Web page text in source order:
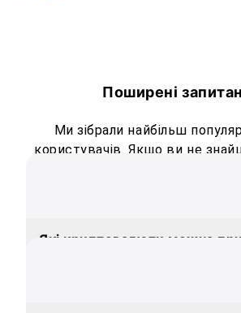
Поширені
Ми зібрали найбільш
користувачів. Якщо ви не
Які криптовалюти можна